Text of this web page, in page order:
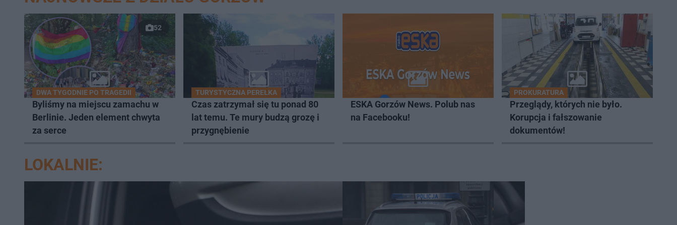
52
DWA TYGODNIE PO TRAGEDII
Byliśmy na miejscu zamachu w
Berlinie. Jeden element chwyta
za serce
TURYSTYCZNA PEREŁKA
Czas zatrzymał się tu ponad 80
lat temu. Te mury budzą grozę i
przygnębienie
ESKA Gorzów News. Polub nas
na Facebooku!
PROKURATURA
Przeglądy, których nie było.
Korupcja i fałszowanie
dokumentów!
LOKALNIE: